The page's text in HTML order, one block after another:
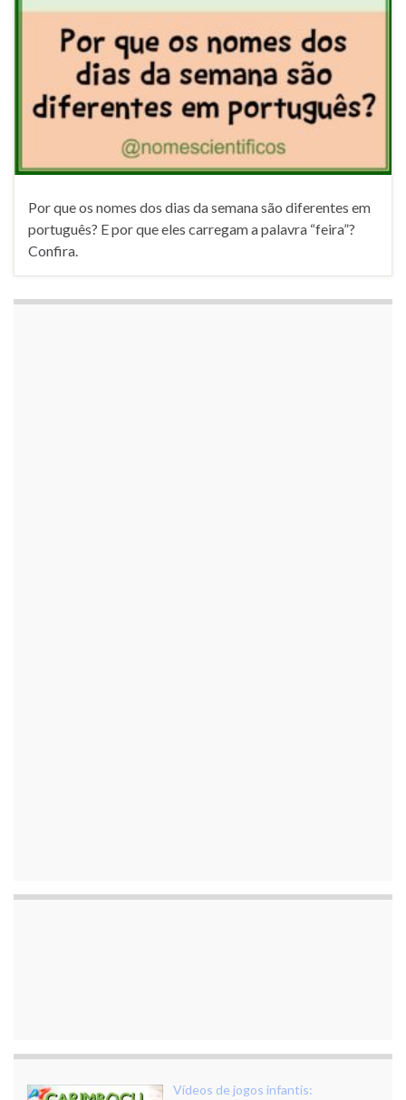
Por que os nomes dos dias da semana são diferentes em
português? E por que eles carregam a palavra “feira”?
Confira.
Vídeos de jogos infantis: